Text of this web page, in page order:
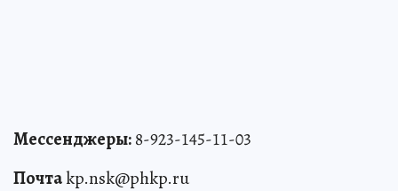
Мессенджеры:8-923-145-11-03
Почтаkp.nsk@phkp.ru